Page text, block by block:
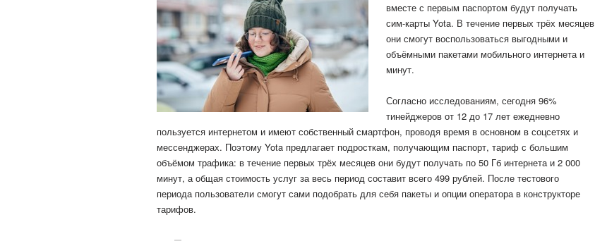
вместе с первым паспортом будут получать
сим-карты Yota. В течение первых трёх месяцев
они смогут воспользоваться выгодными и
объёмными пакетами мобильного интернета и
минут.
Согласно исследованиям, сегодня 96%
тинейджеров от 12 до 17 лет ежедневно
пользуется интернетом и имеют собственный смартфон, проводя время в основном в соцсетях и
мессенджерах. Поэтому Yota предлагает подросткам, получающим паспорт, тариф с большим
объёмом трафика: в течение первых трёх месяцев они будут получать по 50 Гб интернета и 2 000
минут, а общая стоимость услуг за весь период составит всего 499 рублей. После тестового
периода пользователи смогут сами подобрать для себя пакеты и опции оператора в конструкторе
тарифов.